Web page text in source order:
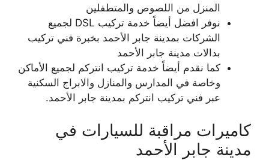
المنزل من اللصوص والمتطفلين
نوفر افضل أيضاً خدمة تركيب DSL لجميع
الشركات بمدينة جابر الأحمد بخبرة فني تركيب
بدالات مدينة جابر الأحمد
كما نقدم أيضاً خدمة تركيب انتركم لجميع الأماكن
وخاصة في المدارس والمنازل والابراج السكنية
عبر فني تركيب انتركم بمدينة جابر الأحمد.
كاميرات مراقبة للسيارات في
مدينة جابر الأحمد